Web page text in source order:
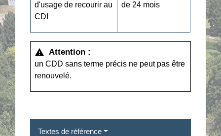
d'usage de recourir au
CDI
de 24 mois
warning Attention :
un CDD sans terme précis ne peut pas être
renouvelé.
Textes de référence